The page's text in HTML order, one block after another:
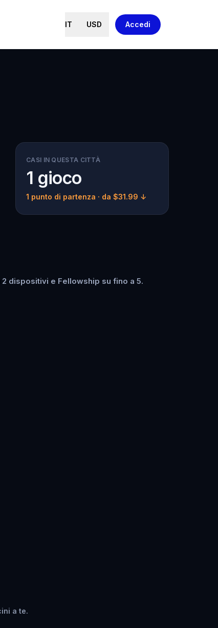
IT USD Accedi
CASI IN QUESTA CITTÀ
1 gioco
1 punto di partenza · da $31.99 ↓
dispositivi e Fellowship su fino a 5.
a te.